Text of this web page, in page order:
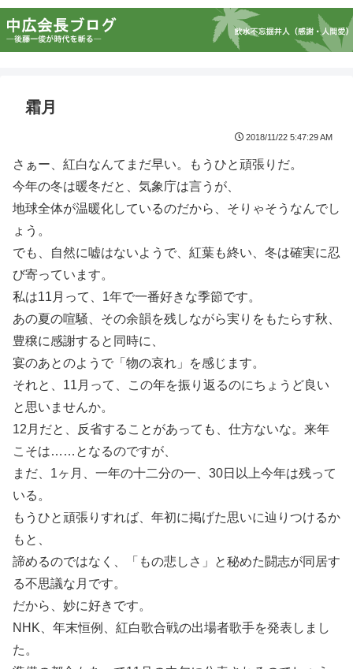
霜月
2018/11/22 5:47:29 AM
さぁー、紅白なんてまだ早い。もうひと頑張りだ。
今年の冬は暖冬だと、気象庁は言うが、
地球全体が温暖化しているのだから、そりゃそうなんでし
ょう。
でも、自然に嘘はないようで、紅葉も終い、冬は確実に忍
び寄っています。
私は11月って、1年で一番好きな季節です。
あの夏の喧騒、その余韻を残しながら実りをもたらす秋、
豊穣に感謝すると同時に、
宴のあとのようで「物の哀れ」を感じます。
それと、11月って、この年を振り返るのにちょうど良い
と思いませんか。
12月だと、反省することがあっても、仕方ないな。来年
こそは……となるのですが、
まだ、1ヶ月、一年の十二分の一、30日以上今年は残って
いる。
もうひと頑張りすれば、年初に掲げた思いに辿りつけるか
もと、
諦めるのではなく、「もの悲しさ」と秘めた闘志が同居す
る不思議な月です。
だから、妙に好きです。
NHK、年末恒例、紅白歌合戦の出場者歌手を発表しまし
た。